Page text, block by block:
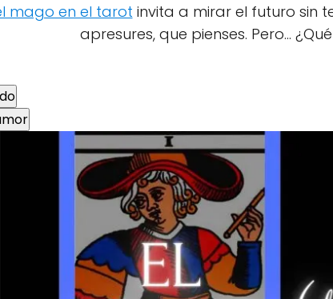
mago en el tarot invita a mirar el futuro sin
apresures, que pienses. Pero...